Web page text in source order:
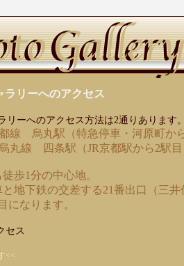
ラリーへのアクセス
リーへのアクセス方法は2通りあります
線 烏丸駅（特急停車・河原町か
丸線 四条駅（JR京都駅から2駅目
歩1分の中心地。
と地下鉄の交差する21番出口（三
になります。
セス
<<